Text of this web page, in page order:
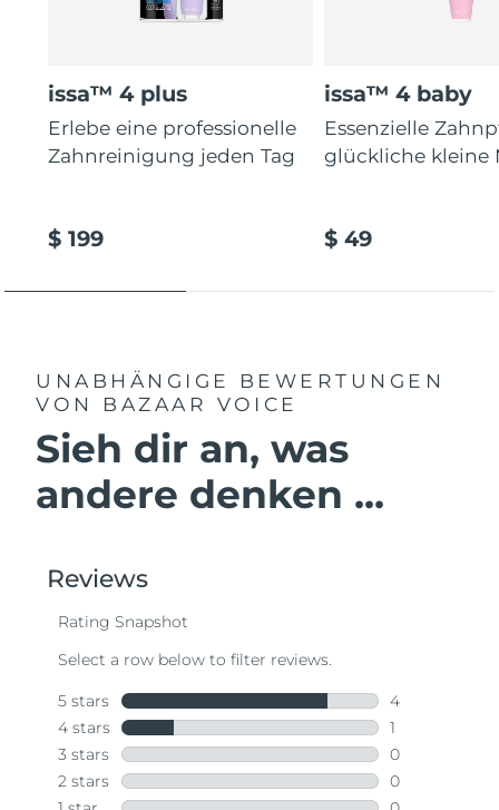
issa™ 4 plus
Erlebe eine professionelle
Zahnreinigung jeden Tag
$ 199
issa™ 4 baby
Essenzielle
glückliche kleine
$ 49
UNABHÄNGIGE BEWERTUNGEN
VON BAZAAR VOICE
Sieh dir an, was
andere denken ...